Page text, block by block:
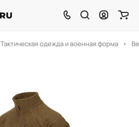
Тактическая одежда и военная форма